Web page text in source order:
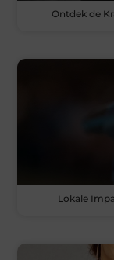
Ontdek de
Lokale